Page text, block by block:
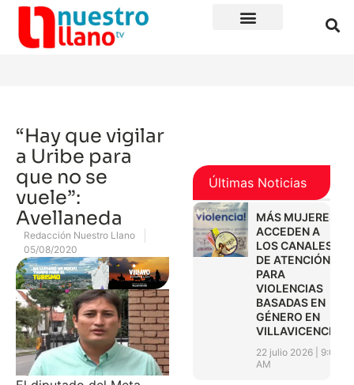
“Hay que vigilar
a Uribe para
que no se
vuele”:
Avellaneda
Redacción Nuestro Llano
05/08/2020
Últimas Noticias
MÁS MUJERES
ACCEDEN A
LOS CANALES
DE ATENCIÓN
PARA
VIOLENCIAS
BASADAS EN
GÉNERO EN
VILLAVICENCIO
22 julio 2026
9:01
AM